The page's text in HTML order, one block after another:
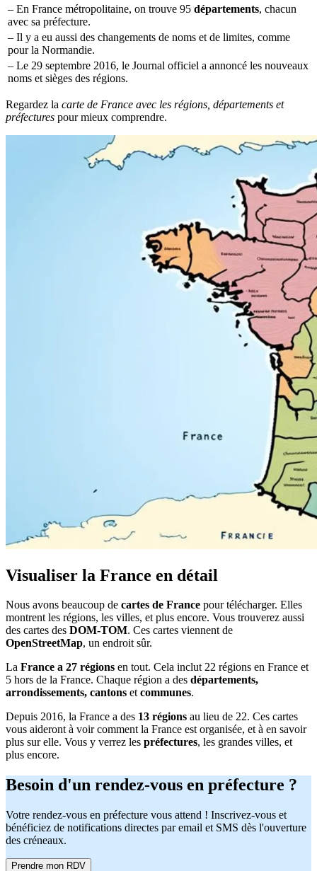
– En France métropolitaine, on trouve 95 départements, chacun
avec sa préfecture.
– Il y a eu aussi des changements de noms et de limites, comme
pour la Normandie.
– Le 29 septembre 2016, le Journal officiel a annoncé les nouveaux
noms et sièges des régions.
Regardez la carte de France avec les régions, départements et
préfectures pour mieux comprendre.
Visualiser la France en détail
Nous avons beaucoup de cartes de France pour télécharger. Elles
montrent les régions, les villes, et plus encore. Vous trouverez aussi
des cartes des DOM-TOM. Ces cartes viennent de
OpenStreetMap, un endroit sûr.
La France a 27 régions en tout. Cela inclut 22 régions en France et
5 hors de la France. Chaque région a des départements,
arrondissements, cantons etcommunes.
Depuis 2016, la France a des 13 régions au lieu de 22. Ces cartes
vous aideront à voir comment la France est organisée, et à en savoir
plus sur elle. Vous y verrez les préfectures, les grandes villes, et
plus encore.
Besoin d'un rendez-vous en préfecture ?
Votre rendez-vous en préfecture vous attend ! Inscrivez-vous et
bénéficiez de notifications directes par email et SMS dès l'ouverture
des créneaux.
Prendre mon RDV